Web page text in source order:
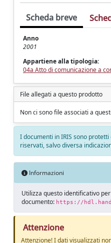
Scheda breve
Anno
2001
Appartiene alla tipologia:
04a Atto di comunicazione a
File allegati a questo prodotto
Non ci sono file associati a
I documenti in IRIS sono
riservati, salvo diversa
Informazioni
Utilizza questo identificativo
documento: https://
Attenzione
Attenzione! I dati visualizzati